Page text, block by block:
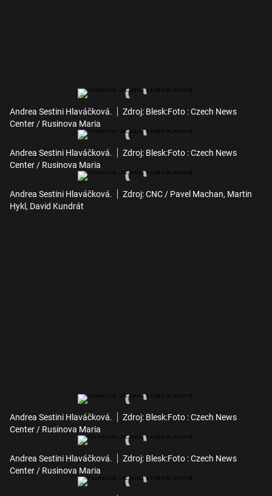
Andrea Sestini Hlaváčková.
Zdroj: Blesk:Foto : Czech News
Center / Rusinova Maria
Andrea Sestini Hlaváčková.
Zdroj: Blesk:Foto : Czech News
Center / Rusinova Maria
Andrea Sestini Hlaváčková.
Zdroj: CNC / Pavel Machan, Martin
Hykl, David Kundrát
Andrea Sestini Hlaváčková.
Zdroj: Blesk:Foto : Czech News
Center / Rusinova Maria
Andrea Sestini Hlaváčková.
Zdroj: Blesk:Foto : Czech News
Center / Rusinova Maria